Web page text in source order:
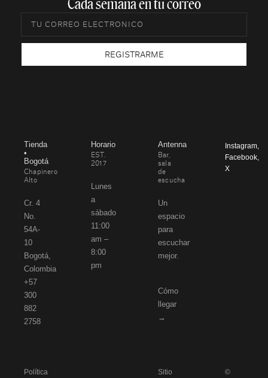
REGISTRARME
Tienda
•
Bogotá
Chapinero
Alto
Cr. 4
No.
54A-
10
Bogotá,
Colombia
+57
300
882
2758
Horario
EST.
2017
Lunes
a
sábado
11:00
am –
8:00
pm
Antenna
Bar,
sala
de
escucha
Un
espacio
para
escuchar
mejor.
Cómo
llegar
→
Instagram,
Facebook,
X
Política Sitio ©